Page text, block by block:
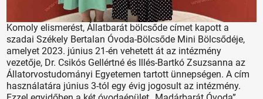
Komoly elismerést, Állatbarát bölcsőde címet kapott a
szadai Székely Bertalan Óvoda-Bölcsőde Mini Bölcsődéje,
amelyet 2023. június 21-én vehetett át az intézmény
vezetője, Dr. Csikós Gellértné és Illés-Bartkó Zsuzsanna az
Állatorvostudományi Egyetemen tartott ünnepségen. A cím
használatára június 3-tól egy évig jogosult az intézmény.